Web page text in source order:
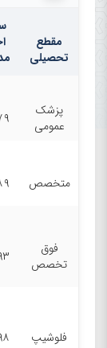
مقطع
تحصیلی
پزشک
عمومی
متخصص
فوق
تخصص‌
فلوشیپ